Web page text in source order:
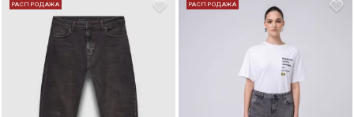
РАСПРОДАЖА РАСПРОДАЖА